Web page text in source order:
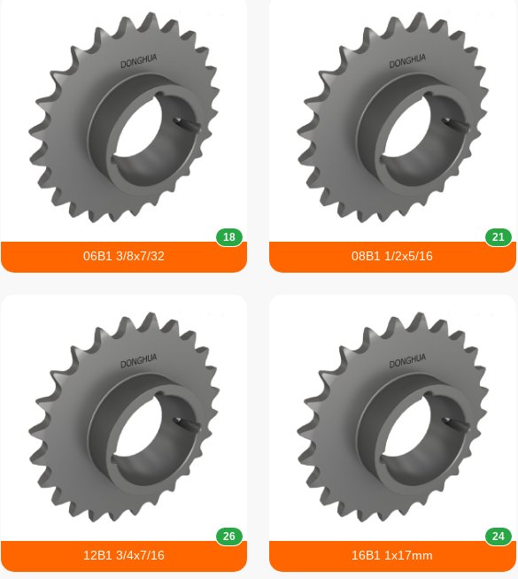
06B1 3/8x7/32
18
08B1 1/2x5/16
21
12B1 3/4x7/16
26
16B1 1x17mm
24